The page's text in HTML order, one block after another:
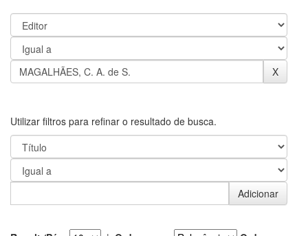
Utilizar filtros para refinar o resultado de busca.